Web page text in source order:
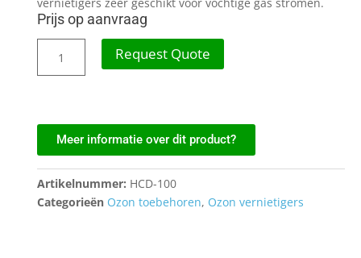
Prijs op aanvraag
Request Quote
Meer informatie over dit product?
Artikelnummer: HCD-100
Categorieën Ozon toebehoren, Ozon vernietigers